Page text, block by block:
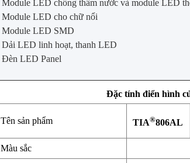
Module LED chống thấm nước và module LED
Module LED cho chữ nổi
Module LED SMD
Dải LED linh hoạt, thanh LED
Đèn LED Panel
Đặc tính điển hình
Tên sản phẩm TIA®806AL
Màu sắc